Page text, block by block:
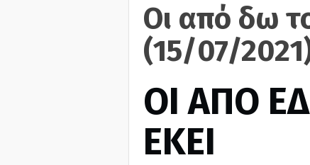
Οι από δω
(15/07/
ΟΙ ΑΠΟ
ΕΚΕΙ